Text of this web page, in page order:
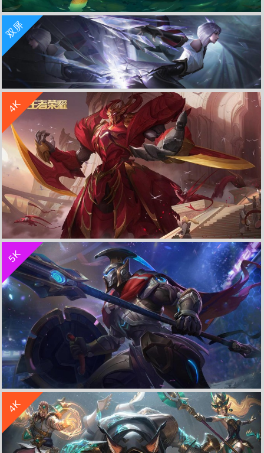
阿古朵 熊喵少女《王者荣耀》4K高清图片
双屏
碎镜之刃镜 王者荣耀双屏游戏壁纸5120x1440
4K
墨子 龙骑士《王者荣耀》4K游戏图片
立 即 下 载
收 藏
5K
《英雄联盟》不屈之枪 钢铁意志 潘森 4K游戏高清壁纸
立 即 下 载
收 藏
4K
立 即 下 载
收 藏